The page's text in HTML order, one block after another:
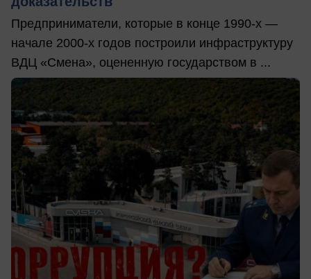
Предприниматели, которые в конце 1990-х —
начале 2000-х годов построили инфраструктуру
ВДЦ «Смена», оцененную государством в ...